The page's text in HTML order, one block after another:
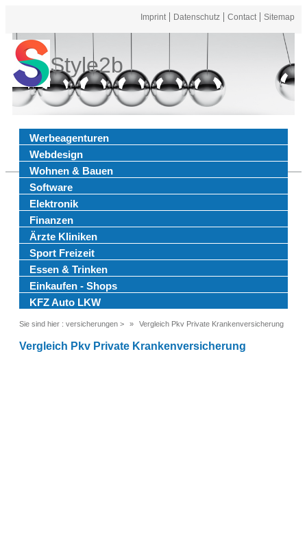
Imprint Datenschutz Contact Sitemap
Style2b
Werbeagenturen
Webdesign
Wohnen & Bauen
Software
Elektronik
Finanzen
Ärzte Kliniken
Sport Freizeit
Essen & Trinken
Einkaufen - Shops
KFZ Auto LKW
Sie sind hier : versicherungen > Vergleich Pkv Private Krankenversicherung
Vergleich Pkv Private Krankenversicherung